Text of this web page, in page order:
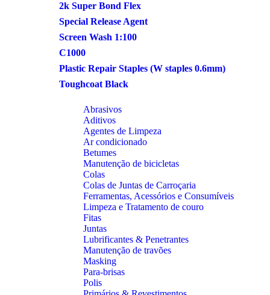
2k Super Bond Flex
Special Release Agent
Screen Wash 1:100
C1000
Plastic Repair Staples (W staples 0.6mm)
Toughcoat Black
Abrasivos
Aditivos
Agentes de Limpeza
Ar condicionado
Betumes
Manutenção de bicicletas
Colas
Colas de Juntas de Carroçaria
Ferramentas, Acessórios e Consumíveis
Limpeza e Tratamento de couro
Fitas
Juntas
Lubrificantes & Penetrantes
Manutenção de travões
Masking
Para-brisas
Polis